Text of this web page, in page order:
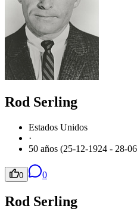
Rod Serling
Estados Unidos
·
50 años (25-12-1924 - 28-
0 0
Rod Serling